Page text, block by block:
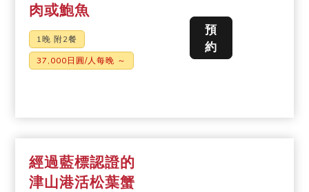
肉或鮑魚
1晚 附2餐
37,000日圓/人每晚 ～
預
約
經過藍標認證的
津山港活松葉蟹